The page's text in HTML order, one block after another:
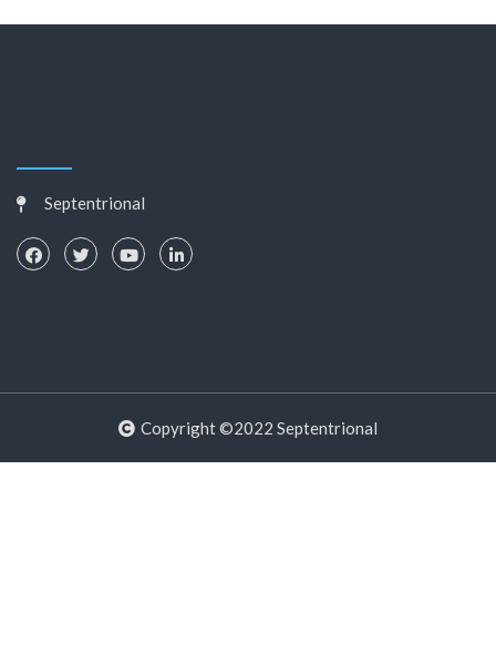
Septentrional
Copyright ©2022 Septentrional